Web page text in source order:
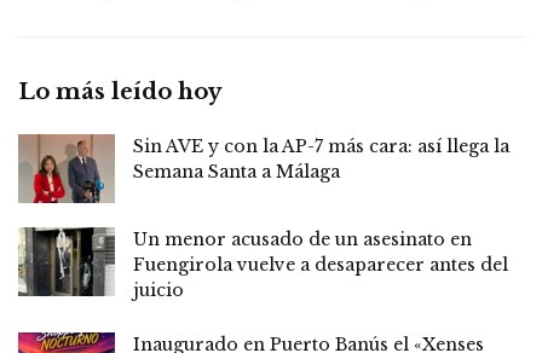
Lo más leído hoy
Sin AVE y con la AP-7 más cara: así llega la
Semana Santa a Málaga
Un menor acusado de un asesinato en
Fuengirola vuelve a desaparecer antes del
juicio
Inaugurado en Puerto Banús el «Xenses